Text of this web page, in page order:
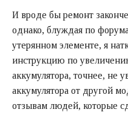
И вроде бы ремонт
однако, блуждая по
утерянном элементе, я
инструкцию по
аккумулятора, точнее, не
аккумулятора от другой
отзывам людей, которые